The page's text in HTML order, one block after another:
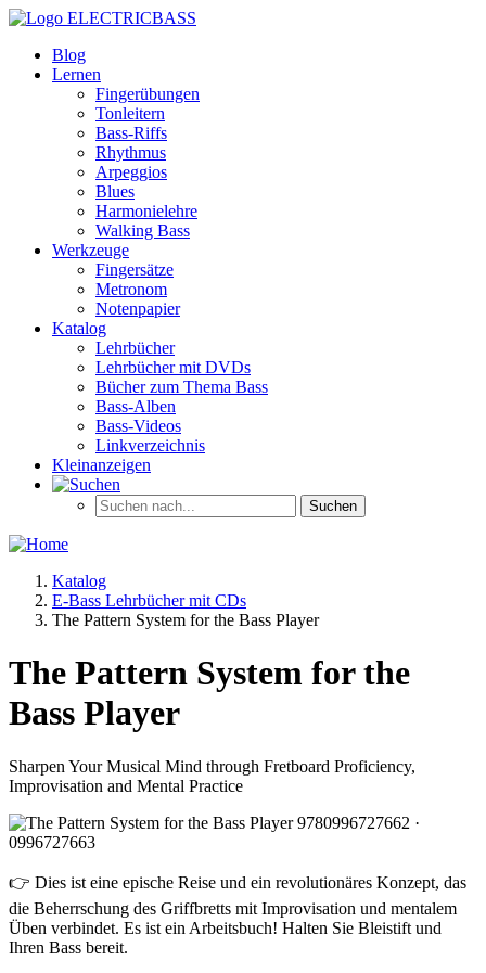
ELECTRICBASS
Blog
Lernen
Fingerübungen
Tonleitern
Bass-Riffs
Rhythmus
Arpeggios
Blues
Harmonielehre
Walking Bass
Werkzeuge
Fingersätze
Metronom
Notenpapier
Katalog
Lehrbücher
Lehrbücher mit DVDs
Bücher zum Thema Bass
Bass-Alben
Bass-Videos
Linkverzeichnis
Kleinanzeigen
Katalog
E-Bass Lehrbücher mit CDs
The Pattern System for the Bass Player
The Pattern System for the
Bass Player
Sharpen Your Musical Mind through Fretboard Proficiency,
Improvisation and Mental Practice
👉 Dies ist eine epische Reise und ein revolutionäres Konzept, das
die Beherrschung des Griffbretts mit Improvisation und mentalem
Üben verbindet. Es ist ein Arbeitsbuch! Halten Sie Bleistift und
Ihren Bass bereit.